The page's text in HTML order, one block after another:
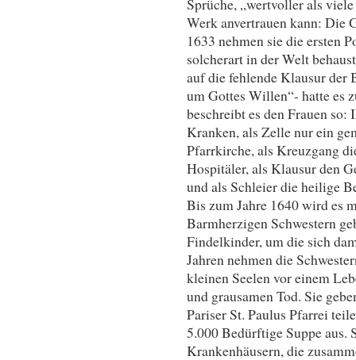
Werk anvertrauen kann: Die
1633 nehmen sie die ersten
solcherart in der Welt
auf die fehlende Klausur der
um Gottes Willen“- hatte es
beschreibt es den Frauen
Kranken, als Zelle nur ein
Pfarrkirche, als Kreuzgang
Hospitäler, als Klausur den
und als Schleier die heilige
Bis zum Jahre 1640 wird es
Barmherzigen Schwestern
Findelkinder, um die sich
Jahren nehmen die
kleinen Seelen vor einem
und grausamen Tod. Sie
Pariser St. Paulus Pfarrei
5.000 Bedürftige Suppe aus.
Krankenhäusern, die